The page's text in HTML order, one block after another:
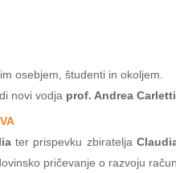
osebjem, študenti in okoljem.
novi vodja prof. Andrea Carletti
ter prispevku zbiratelja
pričevanje o razvoju